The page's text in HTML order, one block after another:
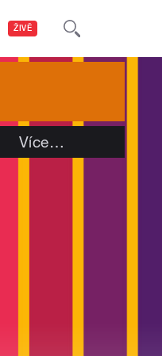
ŽIVĚ
Více…